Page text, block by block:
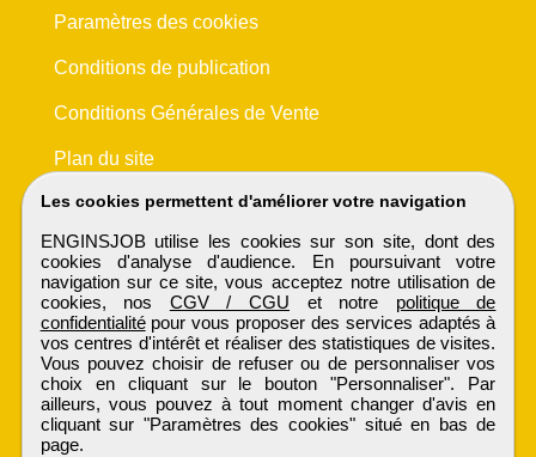
Les cookies permettent d'améliorer votre navigation
ENGINSJOB utilise les cookies sur son site, dont des
cookies d'analyse d'audience. En poursuivant votre
navigation sur ce site, vous acceptez notre utilisation de
cookies, nos CGV / CGU et notre politique de
confidentialitépour vous proposer des services adaptés à
vos centres d'intérêt et réaliser des statistiques de visites.
Vous pouvez choisir de refuser ou de personnaliser vos
choix en cliquant sur le bouton "Personnaliser". Par
ailleurs, vous pouvez à tout moment changer d'avis en
cliquant sur "Paramètres des cookies" situé en bas de
page.
Paramètres des cookies
Conditions de publication
Conditions Générales de Vente
Plan du site